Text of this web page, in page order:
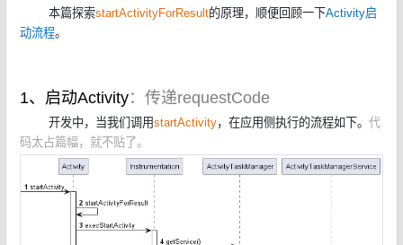
本篇探索startActivityForResult的原理，顺便回顾一下Activity启
动流程。
1、启动Activity：传递requestCode
开发中，当我们调用startActivity，在应用侧执行的流程如下。 代
码太占篇幅，就不贴了。